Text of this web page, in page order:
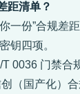
距清单？
一份”合规差
钥四项。
0036 门禁合
（国产化）